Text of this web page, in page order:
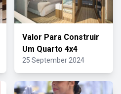
Valor Para Construir
Um Quarto 4x4
25 September 2024